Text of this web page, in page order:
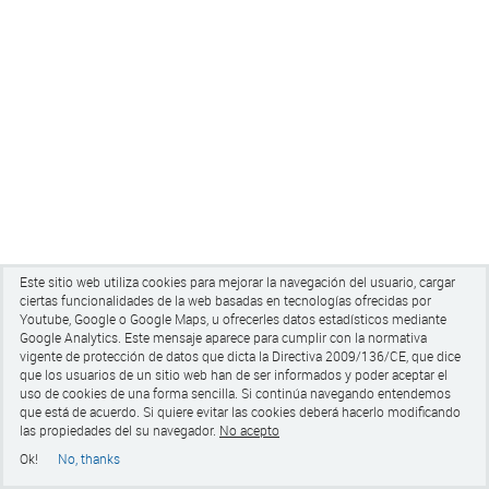
Este sitio web utiliza cookies para mejorar la navegación del usuario, cargar
ciertas funcionalidades de la web basadas en tecnologías ofrecidas por
Youtube, Google o Google Maps, u ofrecerles datos estadísticos mediante
Google Analytics. Este mensaje aparece para cumplir con la normativa
vigente de protección de datos que dicta la Directiva 2009/136/CE, que dice
que los usuarios de un sitio web han de ser informados y poder aceptar el
uso de cookies de una forma sencilla. Si continúa navegando entendemos
que está de acuerdo. Si quiere evitar las cookiesdeberá hacerlo modificando
las propiedades del su navegador. No acepto
Ok!
No, thanks